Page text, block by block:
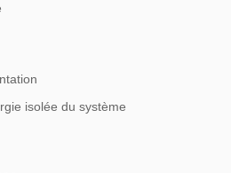
isolée du système